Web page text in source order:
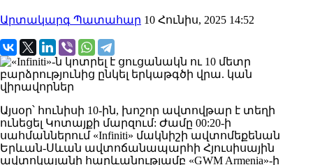
Արտակարգ Պատահար 10 Հունիս, 2025 14:52
Այսօր՝ հունիսի 10-ին, խոշոր ավտովթար է տեղի
ունեցել Կոտայքի մարզում: Ժամը 00:20-ի
սահմաններում «Infiniti» մակնիշի ավտոմեքենան
Երևան-Սևան ավտոճանապարհի Հյուսիսային
ավտոկայանի հարևանությամբ «GWM Armenia»-ի